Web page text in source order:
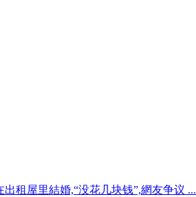
租屋里結婚,“没花几块钱”,網友争议 ...